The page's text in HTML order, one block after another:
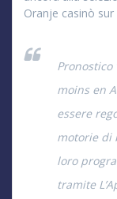
Oranje casinò sur
moins en
essere
motorie di
loro
tramite